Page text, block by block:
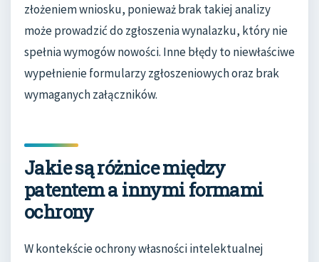
złożeniem wniosku, ponieważ brak takiej analizy
może prowadzić do zgłoszenia wynalazku, który nie
spełnia wymogów nowości. Inne błędy to niewłaściwe
wypełnienie formularzy zgłoszeniowych oraz brak
wymaganych załączników.
Jakie są różnice między
patentem a innymi formami
ochrony
W kontekście ochrony własności intelektualnej